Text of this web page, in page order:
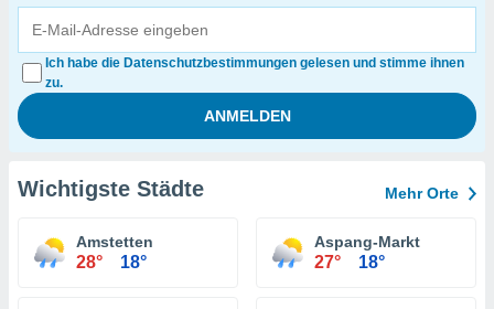
Ich habe die Datenschutzbestimmungen gelesen und stimme ihnen
zu.
Wichtigste Städte Mehr Orte
Amstetten
28° 18°
Aspang-Markt
27° 18°